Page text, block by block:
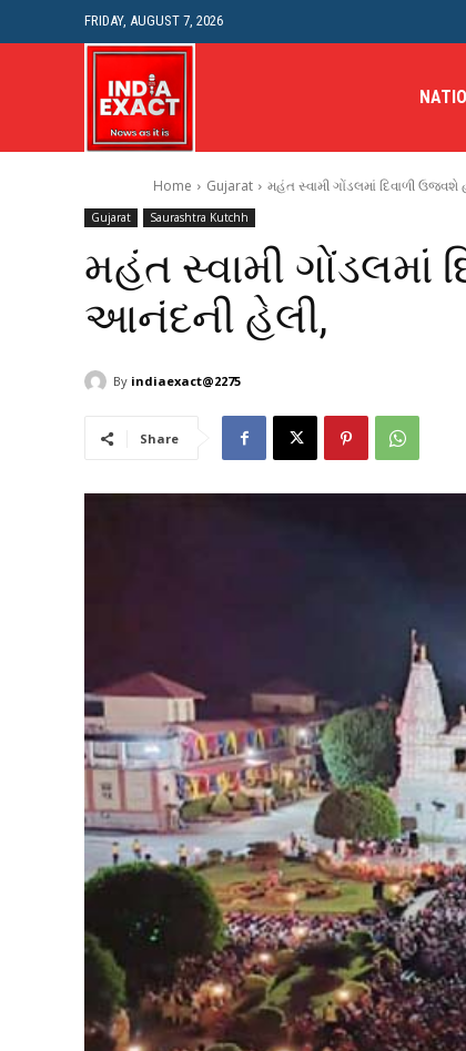
FRIDAY, AUGUST 7, 2026
Home Gujarat મહંત સ્વામી ગોંડલમાં દિવાળી
Gujarat Saurashtra Kutchh
મહંત સ્વામી ગોંડલમાં
આનંદની હેલી,
By indiaexact@2275
Share